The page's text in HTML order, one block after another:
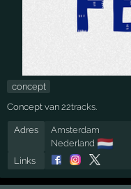
concept
Concept van22tracks.
Adres
Amsterdam
Nederland 🇳🇱
Links